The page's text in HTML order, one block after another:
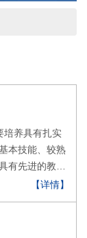
本技能、较熟
有先进的教育
够使用现代化
语音、英语
【详情】